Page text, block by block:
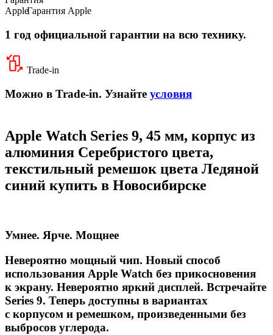
Гарантия Apple
1 год официальной гарантии на всю технику.
Trade-in
Можно в Trade-in. Узнайте условия
Apple Watch Series 9, 45 мм, корпус из
алюминия Серебристого цвета,
текстильный ремешок цвета Ледяной
синий купить в Новосибирске
Умнее. Ярче. Мощнее
Невероятно мощный чип. Новый способ
использования Apple Watch без прикосновения
к экрану. Невероятно яркий дисплей. Встречайте
Series 9. Теперь доступны в вариантах
с корпусом и ремешком, произведенными без
выбросов углерода.